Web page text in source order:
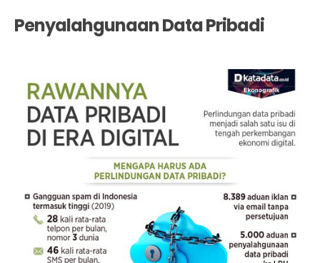
Penyalahgunaan Data Pribadi